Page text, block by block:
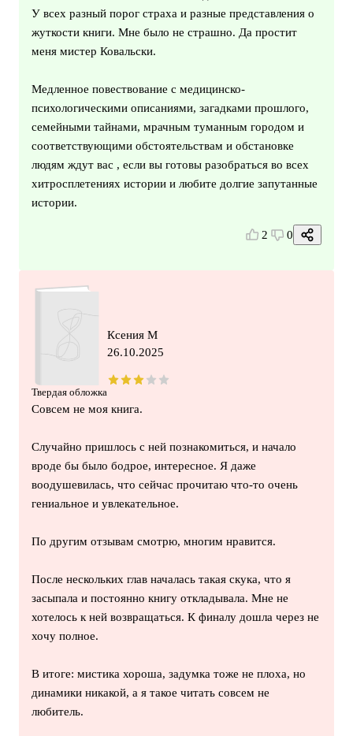
У всех разный порог страха и разные представления о
жуткости книги. Мне было не страшно. Да простит
меня мистер Ковальски.
Медленное повествование с медицинско-
психологическими описаниями, загадками прошлого,
семейными тайнами, мрачным туманным городом и
соответствующими обстоятельствам и обстановке
людям ждут вас , если вы готовы разобраться во всех
хитросплетениях истории и любите долгие запутанные
истории.
2 0
Твердая обложка
Ксения М
26.10.2025
Совсем не моя книга.
Случайно пришлось с ней познакомиться, и начало
вроде бы было бодрое, интересное. Я даже
воодушевилась, что сейчас прочитаю что-то очень
гениальное и увлекательное.
По другим отзывам смотрю, многим нравится.
После нескольких глав началась такая скука, что я
засыпала и постоянно книгу откладывала. Мне не
хотелось к ней возвращаться. К финалу дошла через не
хочу полное.
В итоге: мистика хороша, задумка тоже не плоха, но
динамики никакой, а я такое читать совсем не
любитель.